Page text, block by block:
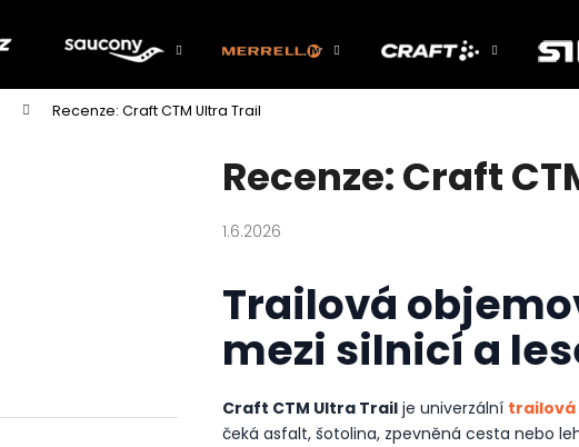
Recenze: Craft CTM Ultra Trail
Recenze: Craft
1.6.2026
Trailová
mezi silnicí a
Craft CTM Ultra Trail je univerzální
čeká asfalt, šotolina, zpevněná cesta nebo
Co potřebujete najít?
Doporučujeme